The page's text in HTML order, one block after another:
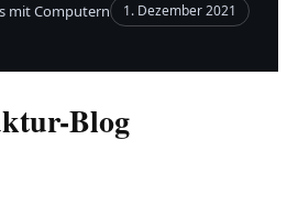
mit Computern
1. Dezember 2021
Blog